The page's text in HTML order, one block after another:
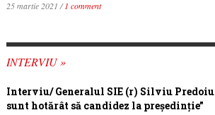
25 martie 2021 /1 comment
INTERVIU »
Interviu/ Generalul SIE (r) Silviu
sunt hotărât să candidez la președinție”